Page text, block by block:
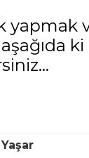
yapmak